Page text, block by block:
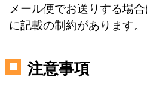
メール便でお送りする場
に記載の制約があります。
注意事項